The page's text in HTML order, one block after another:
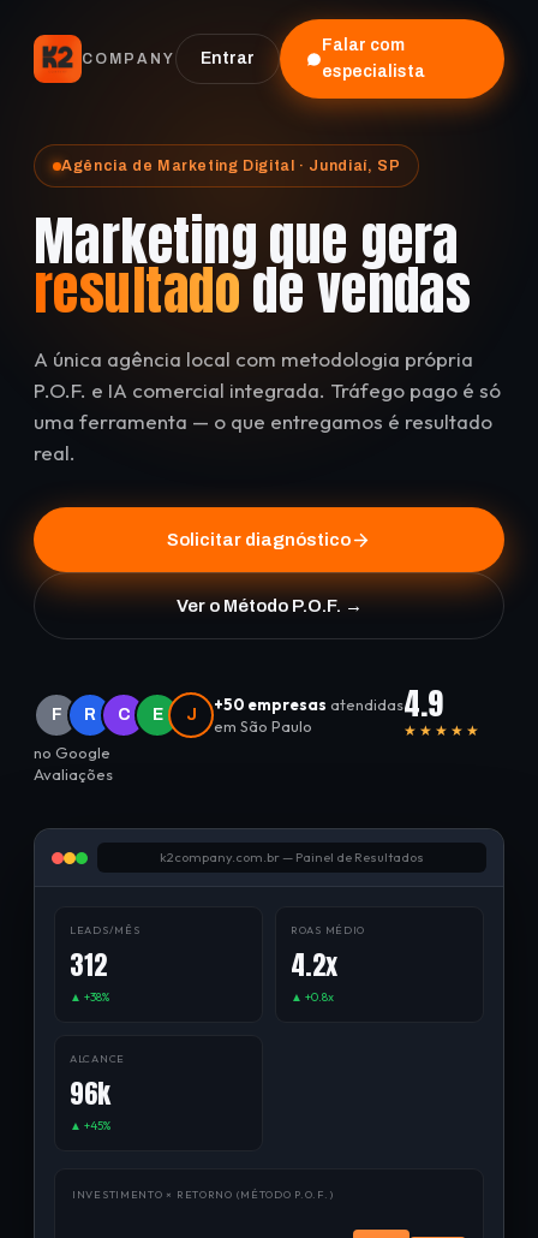
COMPANY Entrar
Falar com
especialista
Agência de Marketing Digital · Jundiaí, SP
Marketing que gera
resultadode vendas
A única agência local com metodologia própria
P.O.F. e IA comercial integrada. Tráfego pago é só
uma ferramenta — o que entregamos é resultado
real.
Solicitar diagnóstico
Ver o Método P.O.F. →
F R C E J
+50 empresas atendidas
em São Paulo
4.9
★★★★★
no Google
Avaliações
k2company.com.br — Painel de Resultados
LEADS/MÊS
312
▲ +38%
ROAS MÉDIO
4.2x
▲ +0.8x
ALCANCE
96k
▲ +45%
INVESTIMENTO × RETORNO (MÉTODO P.O.F.)